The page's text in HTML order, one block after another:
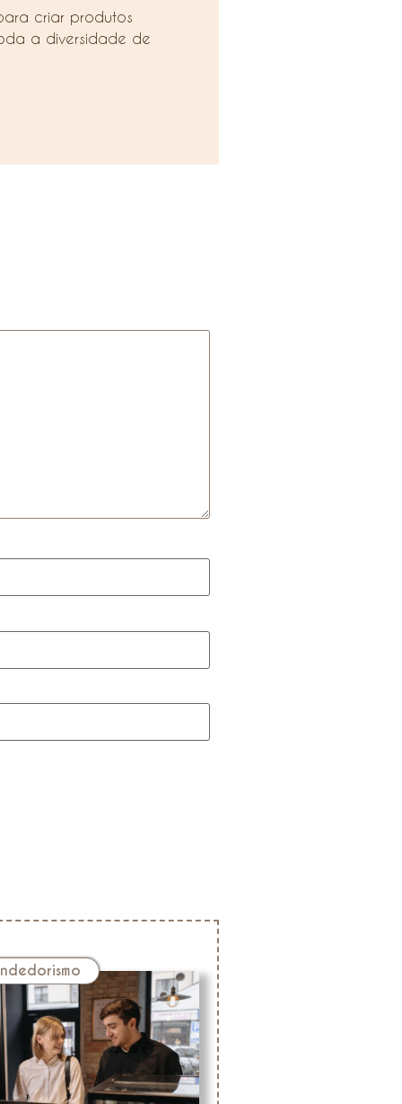
criar produtos
a diversidade de